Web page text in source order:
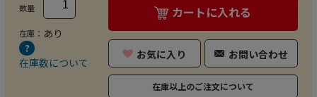
数量
在庫： あり
在庫数について
カートに入れる
お気に入り お問い合わせ
在庫以上のご注文について